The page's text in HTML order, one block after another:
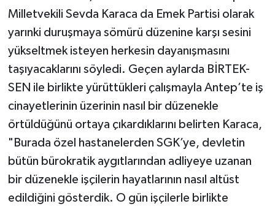
Milletvekili Sevda Karaca da Emek Partisi olarak
yarınki duruşmaya sömürü düzenine karşı sesini
yükseltmek isteyen herkesin dayanışmasını
taşıyacaklarını söyledi. Geçen aylarda BİRTEK-
SEN ile birlikte yürüttükleri çalışmayla Antep’te iş
cinayetlerinin üzerinin nasıl bir düzenekle
örtüldüğünü ortaya çıkardıklarını belirten Karaca,
"Burada özel hastanelerden SGK’ye, devletin
bütün bürokratik aygıtlarından adliyeye uzanan
bir düzenekle işçilerin hayatlarının nasıl altüst
edildiğini gösterdik. O gün işçilerle birlikte